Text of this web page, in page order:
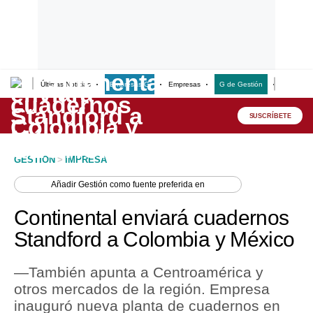
Últimas Noticias Empresas G Empresas G de Gestión
Lo último
Peru Quiosco
Economía
Perú
Política
SUSCRÍBETE
GESTION > IMPRESA
AñadirGestión como fuente preferida en
Continental enviará cuadernos
Standford a Colombia y México
—También apunta a Centroamérica y
otros mercados de la región. Empresa
inauguró nueva planta de cuadernos en